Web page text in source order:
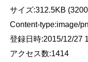
サイズ:312.5KB
Content-type:image/
登録日時:2015/12/27
アクセス数:1414